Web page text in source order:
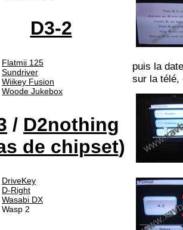
D3-2
Flatmii 125
Sundriver
Wiikey Fusion
Woode Jukebox
/ D2nothing
de chipset)
DriveKey
D-Right
Wasabi DX
Wasp 2
puis la
sur la télé,